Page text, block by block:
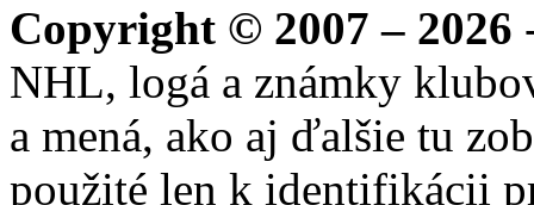
Copyright © 2007 – 2026
NHL, logá a známky
a mená, ako aj ďalšie tu
použité len k identifikácii